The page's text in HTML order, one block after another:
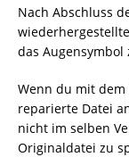
Nach Abschluss
das
Wenn du mit
reparierte Datei
nicht im selben
Originaldatei zu